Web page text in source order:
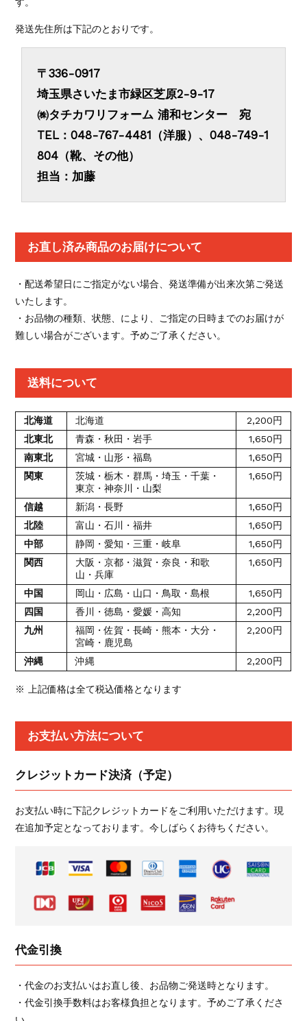
発送先住所は下記のとおりです。
〒336-0917
埼玉県さいたま市緑区芝原2-9-17
㈱タチカワリフォーム 浦和センター 宛
TEL：048-767-4481（洋服）、048-749-1
804（靴、その他）
担当：加藤
お直し済み商品のお届けについて
・配送希望日にご指定がない場合、発送準備が出来次第ご発送
いたします。
・お品物の種類、状態、により、ご指定の日時までのお届けが
難しい場合がございます。予めご了承ください。
送料について
北海道 北海道
2,200円
北東北
青森・秋田・岩手
1,650円
南東北
宮城・山形・福島
1,650円
関東
茨城・栃木・群馬・埼玉・千葉・
東京・神奈川・山梨
1,650円
信越 新潟・長野
1,650円
北陸
富山・石川・福井
1,650円
中部
静岡・愛知・三重・岐阜
1,650円
関西
大阪・京都・滋賀・奈良・和歌
山・兵庫
1,650円
中国 岡山・広島・山口・鳥取・島根
1,650円
四国
香川・徳島・愛媛・高知
2,200円
九州
福岡・佐賀・長崎・熊本・大分・
宮崎・鹿児島
2,200円
沖縄 沖縄 2,200円
※ 上記価格は全て税込価格となります
お支払い方法について
クレジットカード決済（予定）
お支払い時に下記クレジットカードをご利用いただけます。現
在追加予定となっております。今しばらくお待ちください。
代金引換
・代金のお支払いはお直し後、お品物ご発送時となります。
・代金引換手数料はお客様負担となります。予めご了承くださ